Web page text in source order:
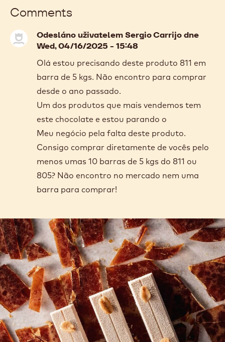
Comments
Odesláno uživatelemSergio Carrijodne
Wed, 04/16/2025 - 15:48
Olá estou precisando deste produto 811 em
barra de 5 kgs. Não encontro para comprar
desde o ano passado.
Um dos produtos que mais vendemos tem
este chocolate e estou parando o
Meu negócio pela falta deste produto.
Consigo comprar diretamente de vocês pelo
menos umas 10 barras de 5 kgs do 811 ou
805? Não encontro no mercado nem uma
barra para comprar!